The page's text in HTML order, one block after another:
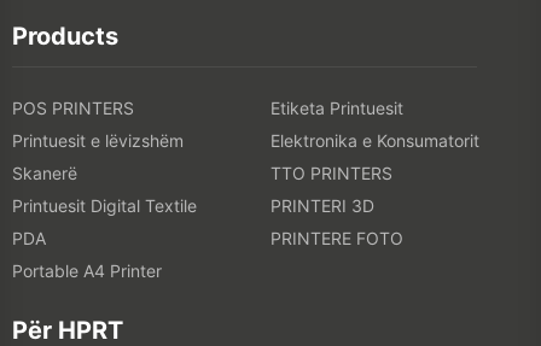
Products
POS PRINTERS
Etiketa Printuesit
Printuesit e lëvizshëm
Elektronika e Konsumatorit
Skanerë
TTO PRINTERS
Printuesit Digital Textile
PRINTERI 3D
PDA
PRINTERE FOTO
Portable A4 Printer
Për HPRT